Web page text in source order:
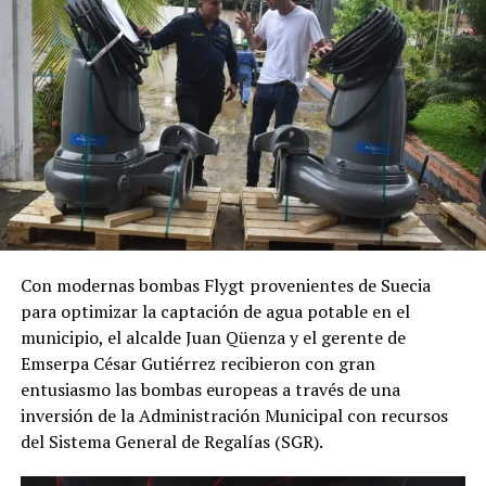
canales digitales oficiales de la Alcaldía de Arauca,
diligenciarlos y radicar los documentos requeridos en la
ventanilla de archivo ubicada en el Centro
Administrativo Municipal, en la Carrera 24 entre calles
18 y 19, en el horario de atención de 8:00 a.m. a 12:00 m.
y de 2:00 p.m. a 5:00 p.m.
ADVERTISEMENT
Estas iniciativas lideradas desde la Administración
Municipal buscan impulsar el crecimiento y la
sostenibilidad de los negocios locales, así como el
Con modernas bombas Flygt provenientes de Suecia
para optimizar la captación de agua potable en el
municipio, el alcalde Juan Qüenza y el gerente de
Emserpa César Gutiérrez recibieron con gran
entusiasmo las bombas europeas a través de una
inversión de la Administración Municipal con recursos
del Sistema General de Regalías (SGR).